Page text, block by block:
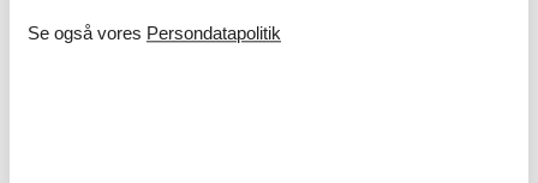
af en super lækker strand og flot natur, og som ikke har behov
for aktiviteter og seværdigheder lige uden for døren.
Se også vores Persondatapolitik